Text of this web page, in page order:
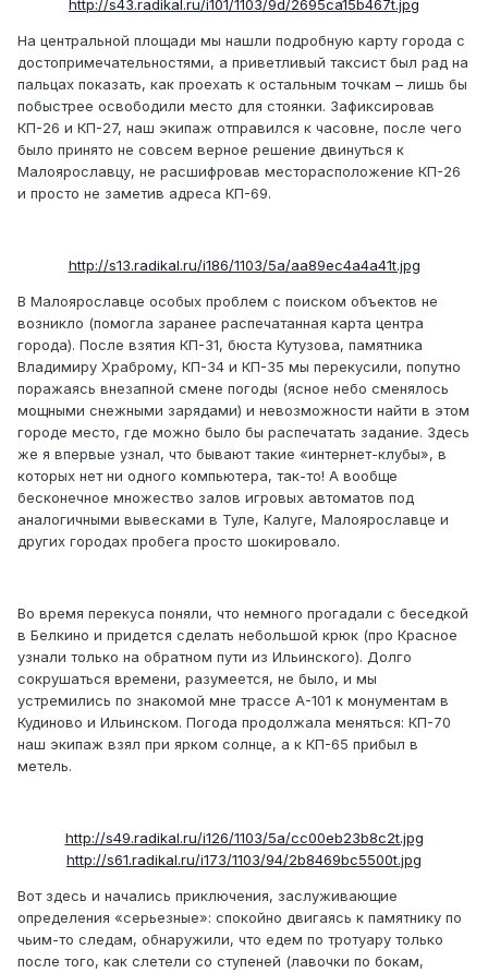
http://s43.radikal.ru/i101/1103/9d/2695ca15b467t.jpg
На центральной площади мы нашли подробную карту города с
достопримечательностями, а приветливый таксист был рад на
пальцах показать, как проехать к остальным точкам – лишь бы
побыстрее освободили место для стоянки. Зафиксировав
КП-26 и КП-27, наш экипаж отправился к часовне, после чего
было принято не совсем верное решение двинуться к
Малоярославцу, не расшифровав месторасположение КП-26
и просто не заметив адреса КП-69.
http://s13.radikal.ru/i186/1103/5a/aa89ec4a4a41t.jpg
В Малоярославце особых проблем с поиском объектов не
возникло (помогла заранее распечатанная карта центра
города). После взятия КП-31, бюста Кутузова, памятника
Владимиру Храброму, КП-34 и КП-35 мы перекусили, попутно
поражаясь внезапной смене погоды (ясное небо сменялось
мощными снежными зарядами) и невозможности найти в этом
городе место, где можно было бы распечатать задание. Здесь
же я впервые узнал, что бывают такие «интернет-клубы», в
которых нет ни одного компьютера, так-то! А вообще
бесконечное множество залов игровых автоматов под
аналогичными вывесками в Туле, Калуге, Малоярославце и
других городах пробега просто шокировало.
Во время перекуса поняли, что немного прогадали с беседкой
в Белкино и придется сделать небольшой крюк (про Красное
узнали только на обратном пути из Ильинского). Долго
сокрушаться времени, разумеется, не было, и мы
устремились по знакомой мне трассе А-101 к монументам в
Кудиново и Ильинском. Погода продолжала меняться: КП-70
наш экипаж взял при ярком солнце, а к КП-65 прибыл в
метель.
http://s49.radikal.ru/i126/1103/5a/cc00eb23b8c2t.jpg
http://s61.radikal.ru/i173/1103/94/2b8469bc5500t.jpg
Вот здесь и начались приключения, заслуживающие
определения «серьезные»: спокойно двигаясь к памятнику по
чьим-то следам, обнаружили, что едем по тротуару только
после того, как слетели со ступеней (лавочки по бокам,